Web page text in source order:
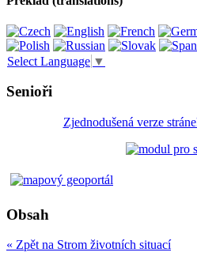
Select Language ▼
Senioři
Zjednodušená verze
Obsah
« Zpět na Strom životních situací